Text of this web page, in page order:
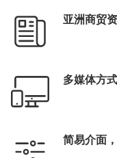
亚洲商贸
多媒体方
简易介面